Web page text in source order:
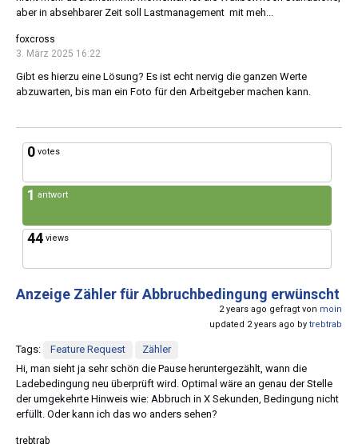
aber in absehbarer Zeit soll Lastmanagement mit meh...
foxcross
3. März 2025 16:22
Gibt es hierzu eine Lösung? Es ist echt nervig die ganzen Werte
abzuwarten, bis man ein Foto für den Arbeitgeber machen kann.
0 votes
1 antwort
44 views
Anzeige Zähler für Abbruchbedingung erwünscht
2 years ago gefragt von moin
updated 2 years ago by trebtrab
Tags: Feature Request
Zähler
Hi, man sieht ja sehr schön die Pause heruntergezählt, wann die
Ladebedingung neu überprüft wird. Optimal wäre an genau der Stelle
der umgekehrte Hinweis wie: Abbruch in X Sekunden, Bedingung nicht
erfüllt. Oder kann ich das wo anders sehen?
trebtrab